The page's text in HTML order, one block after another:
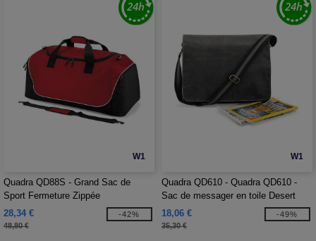
W1
Quadra QD88S - Grand Sac de
Sport Fermeture Zippée
28,34 €
48,80 €
-42%
W1
Quadra QD610 - Quadra QD610 -
Sac de messager en toile Desert
18,06 €
35,30 €
-49%